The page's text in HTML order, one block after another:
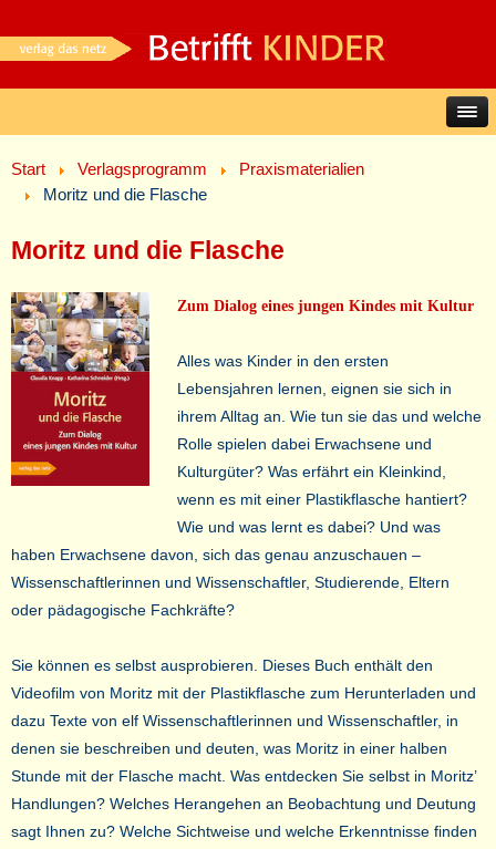
Start Verlagsprogramm
Praxismaterialien
Moritz und die Flasche
Moritz und die Flasche
Zum Dialog eines jungen Kindes mit Kultur
Alles was Kinder in den ersten
Lebensjahren lernen, eignen sie sich in
ihrem Alltag an. Wie tun sie das und welche
Rolle spielen dabei Erwachsene und
Kulturgüter? Was erfährt ein Kleinkind,
wenn es mit einer Plastikflasche hantiert?
Wie und was lernt es dabei? Und was
haben Erwachsene davon, sich das genau anzuschauen –
Wissenschaftlerinnen und Wissenschaftler, Studierende, Eltern
oder pädagogische Fachkräfte?
Sie können es selbst ausprobieren. Dieses Buch enthält den
Videofilm von Moritz mit der Plastikflasche zum Herunterladen und
dazu Texte von elf Wissenschaftlerinnen und Wissenschaftler, in
denen sie beschreiben und deuten, was Moritz in einer halben
Stunde mit der Flasche macht. Was entdecken Sie selbst in Moritz’
Handlungen? Welches Herangehen an Beobachtung und Deutung
sagt Ihnen zu? Welche Sichtweise und welche Erkenntnisse finden